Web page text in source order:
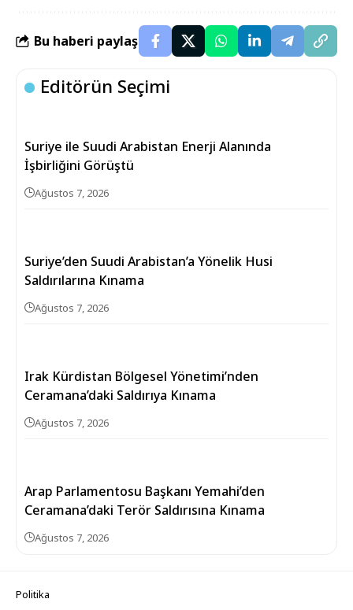
Bu haberi paylaş
Editörün Seçimi
Suriye ile Suudi Arabistan Enerji Alanında
İşbirliğini Görüştü
Ağustos 7, 2026
Suriye’den Suudi Arabistan’a Yönelik Husi
Saldırılarına Kınama
Ağustos 7, 2026
Irak Kürdistan Bölgesel Yönetimi’nden
Ceramana’daki Saldırıya Kınama
Ağustos 7, 2026
Arap Parlamentosu Başkanı Yemahi’den
Ceramana’daki Terör Saldırısına Kınama
Ağustos 7, 2026
Politika